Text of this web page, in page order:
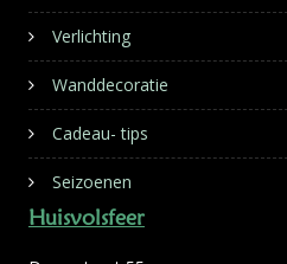
Verlichting
Wanddecoratie
Cadeau- tips
Seizoenen
Huisvolsfeer